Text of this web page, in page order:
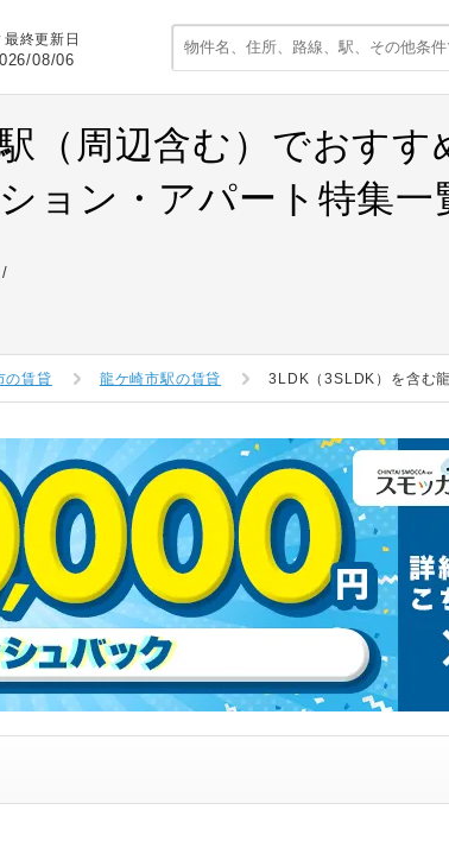
終更新日
08/06
（周辺含む）でおすす
ョン・アパート特集一
の賃貸 龍ケ崎市駅の賃貸 3LDK（3SLDK）を含む